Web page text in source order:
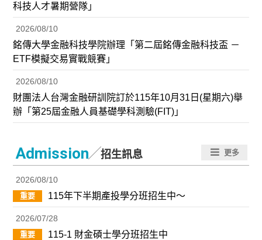
科技人才暑期營隊」
2026/08/10
銘傳大學金融科技學院辦理「第二屆銘傳金融科技盃 －
ETF模擬交易實戰競賽」
2026/08/10
財團法人台灣金融研訓院訂於115年10月31日(星期六)舉
辦「第25屆金融人員基礎學科測驗(FIT)」
Admission／招生訊息 更多
2026/08/10
重要 115年下半期產投學分班招生中～
2026/07/28
重要 115-1 財金碩士學分班招生中